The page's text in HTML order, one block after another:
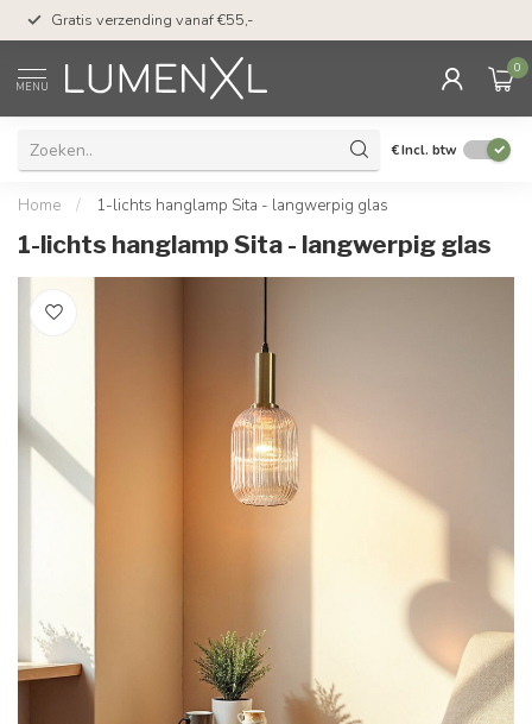
Gratis verzending vanaf €55,-
MENU
0
€Incl. btw
Home / 1-lichts hanglamp Sita - langwerpig glas
1-lichts hanglamp Sita - langwerpig glas